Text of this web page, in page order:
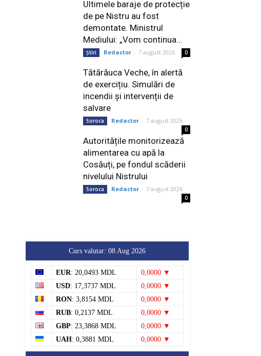
Ultimele baraje de protecție
de pe Nistru au fost
demontate. Ministrul
Mediului: „Vom continua...
Știri Redactor - 7 august 2026 0
Tătărăuca Veche, în alertă
de exercițiu. Simulări de
incendii și intervenții de
salvare
Soroca Redactor - 7 august 2026
0
Autoritățile monitorizează
alimentarea cu apă la
Cosăuți, pe fondul scăderii
nivelului Nistrului
Soroca Redactor - 7 august 2026
0
Curs valutar: 08 Aug 2026
EUR: 20,0493 MDL
0,0000 ▼
USD: 17,3737 MDL
0,0000 ▼
RON: 3,8154 MDL
0,0000 ▼
RUB: 0,2137 MDL
0,0000 ▼
GBP: 23,3868 MDL
0,0000 ▼
UAH: 0,3881 MDL 0,0000 ▼